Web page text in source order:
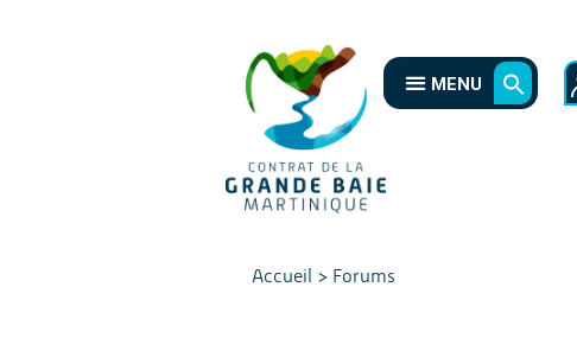
MENU
Accueil > Forums